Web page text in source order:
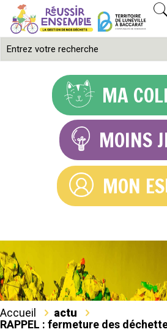
MA
MOINS
MON
Accueil
actu
RAPPEL : fermeture des